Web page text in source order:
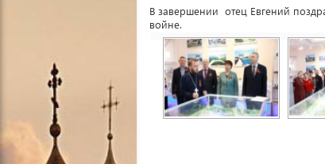
В завершении отец Евгений
войне.